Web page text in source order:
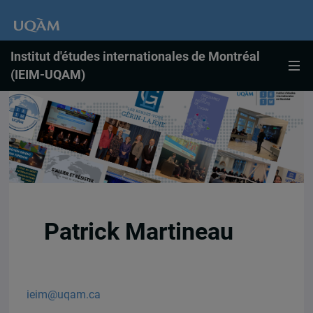
Institut d'études internationales de Montréal
(IEIM-UQAM)
Patrick Martineau
ieim@uqam.ca